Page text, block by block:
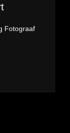
Fotograaf